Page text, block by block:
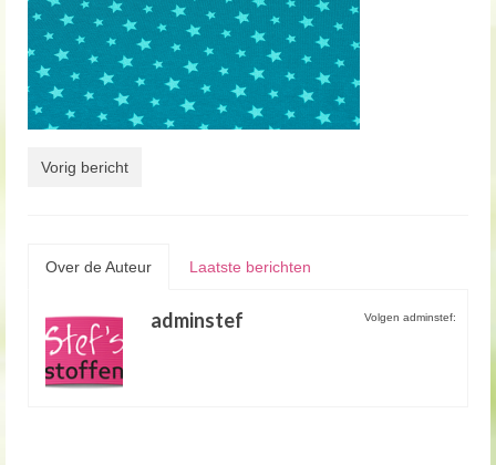
Vorig bericht
Over de Auteur Laatste berichten
Volgen adminstef:
adminstef